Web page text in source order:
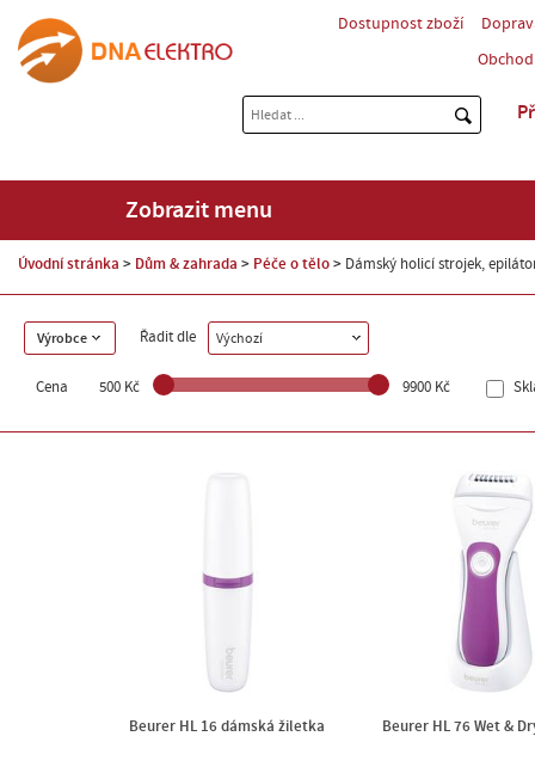
Dostupnost zboží
Zobrazit menu
Úvodní stránka Dům & zahrada Péče o tělo Dámský holicí strojek,
Výrobce Řadit dle Výchozí
Cena 500 Kč 9900 Kč
Beurer HL 16 dámská žiletka Beurer HL 76 Wet &